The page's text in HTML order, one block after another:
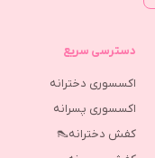
دسترسی سریع
اکسسوری دخترانه
اکسسوری پسرانه
کفش دخترانه👠